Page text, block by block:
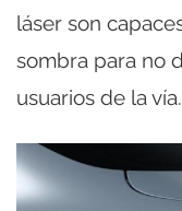
láser son
sombra para no
usuarios de la vía.